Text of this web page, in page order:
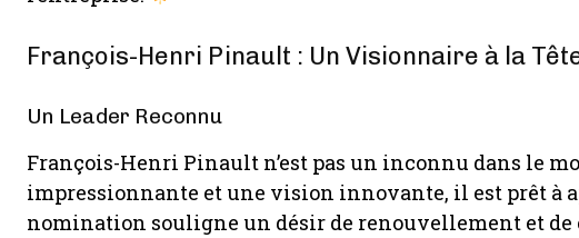
François-Henri Pinault : Un Visionnaire à la
Un Leader Reconnu
François-Henri Pinault n’est pas un inconnu dans le
impressionnante et une vision innovante, il est prêt à
nomination souligne un désir de renouvellement et de